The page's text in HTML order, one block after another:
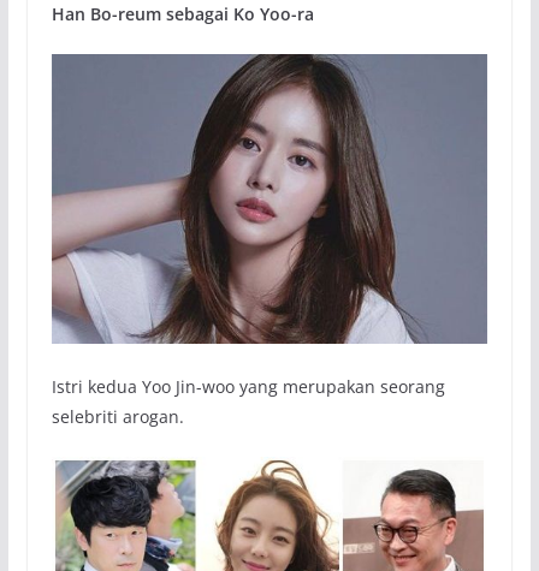
Han Bo-reum sebagai Ko Yoo-ra
Istri kedua Yoo Jin-woo yang merupakan seorang
selebriti arogan.